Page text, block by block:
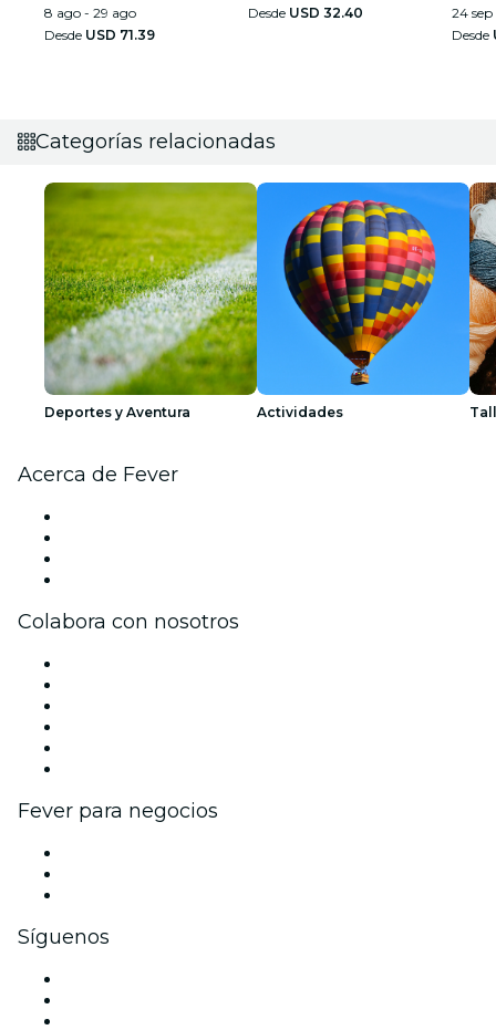
8 ago - 29 ago
Desde USD 71.39
Desde USD 32.40
24 sep
Desde
Categorías relacionadas
Deportes y Aventura Actividades
Acerca de Fever
Colabora con nosotros
Fever para negocios
Síguenos